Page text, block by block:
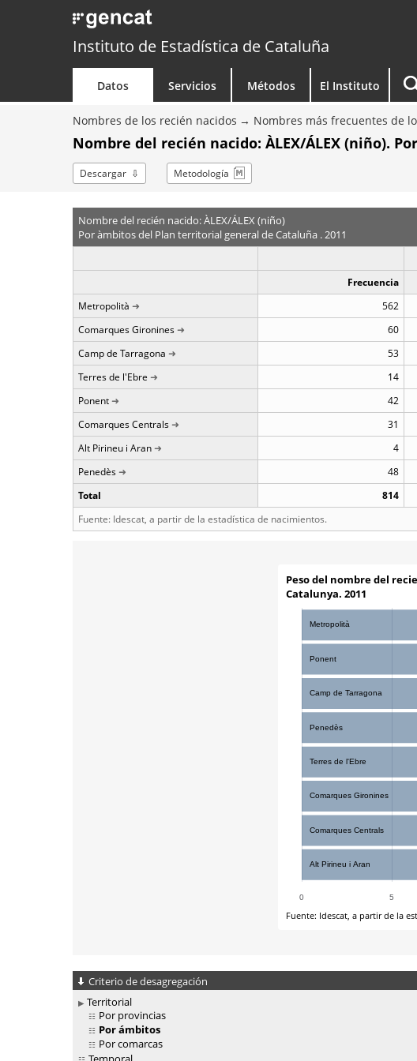
Instituto de Estadística de Cataluña
Datos Servicios Métodos El Instituto
Nombres de los recién nacidos Nombres más frecuentes de
Nombre del recién nacido: ÀLEX/ÁLEX (niño).
Descargar Metodología
Nombre del recién nacido: ÀLEX/ÁLEX (niño)
Por àmbitos del Plan territorial general de Cataluña . 2011
Frecuencia
Metropolità
562
Comarques Gironines
60
Camp de Tarragona
53
Terres de l'Ebre
14
Ponent
42
Comarques Centrals
31
Alt Pirineu i Aran
4
Penedès
48
Total
814
Fuente: Idescat, a partir de la estadística de nacimientos.
Criterio de desagregación
Territorial
Por provincias
Por ámbitos
Por comarcas